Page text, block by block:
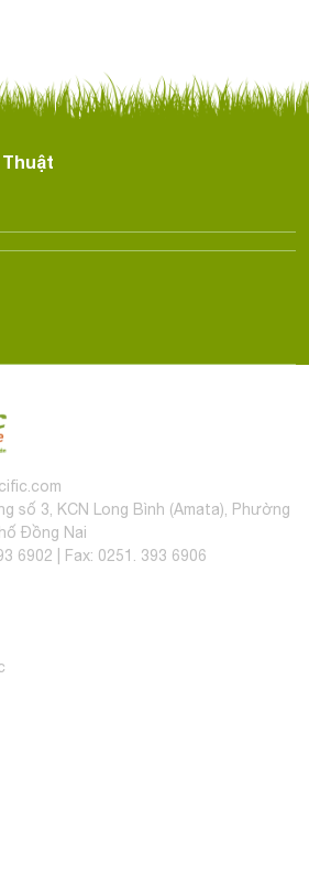
Thuật
số 3, KCN Long Bình (Amata), Phường
Đồng Nai
6902 | Fax: 0251. 393 6906